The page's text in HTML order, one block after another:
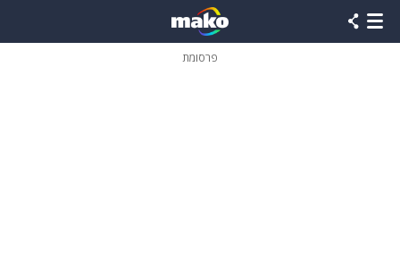
פרסומת